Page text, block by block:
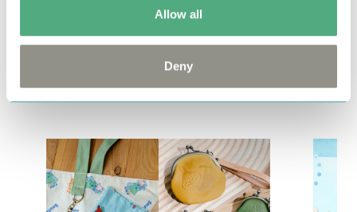
Allow all
Deny
#ムーミンベビー #MOOMIN BABY
Related articles